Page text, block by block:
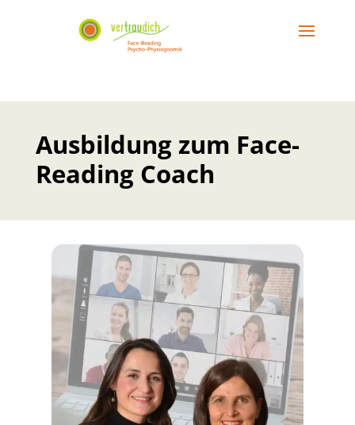
Ausbildung zum Face-
Reading Coach